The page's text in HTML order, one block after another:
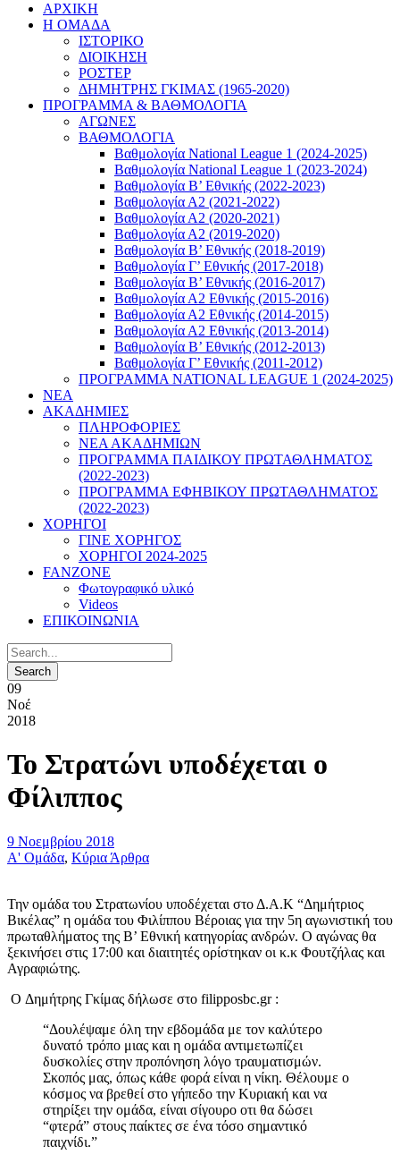
ΑΡΧΙΚΗ
Η ΟΜΑΔΑ
ΙΣΤΟΡΙΚΟ
ΔΙΟΙΚΗΣΗ
ΡΟΣΤΕΡ
ΔΗΜΗΤΡΗΣ ΓΚΙΜΑΣ (1965-2020)
ΠΡΟΓΡΑΜΜΑ & ΒΑΘΜΟΛΟΓΙΑ
ΑΓΩΝΕΣ
ΒΑΘΜΟΛΟΓΙΑ
Βαθμολογία National League 1 (2024-2025)
Βαθμολογία National League 1 (2023-2024)
Βαθμολογία Β’ Εθνικής (2022-2023)
Βαθμολογία Α2 (2021-2022)
Βαθμολογία Α2 (2020-2021)
Βαθμολογία Α2 (2019-2020)
Βαθμολογία B’ Εθνικής (2018-2019)
Βαθμολογία Γ’ Εθνικής (2017-2018)
Βαθμολογία Β’ Εθνικής (2016-2017)
Βαθμολογία Α2 Εθνικής (2015-2016)
Βαθμολογία Α2 Εθνικής (2014-2015)
Βαθμολογία Α2 Εθνικής (2013-2014)
Βαθμολογία Β’ Εθνικής (2012-2013)
Βαθμολογία Γ’ Εθνικής (2011-2012)
ΠΡΟΓΡΑΜΜΑ NATIONAL LEAGUE 1 (2024-2025)
ΝΕΑ
ΑΚΑΔΗΜΙΕΣ
ΠΛΗΡΟΦΟΡΙΕΣ
ΝΕΑ ΑΚΑΔΗΜΙΩΝ
ΠΡΟΓΡΑΜΜΑ ΠΑΙΔΙΚΟΥ ΠΡΩΤΑΘΛΗΜΑΤΟΣ
(2022-2023)
ΠΡΟΓΡΑΜΜΑ ΕΦΗΒΙΚΟΥ ΠΡΩΤΑΘΛΗΜΑΤΟΣ
(2022-2023)
ΧΟΡΗΓΟΙ
ΓΙΝΕ ΧΟΡΗΓΟΣ
ΧΟΡΗΓΟΙ 2024-2025
FANZONE
Φωτογραφικό υλικό
Videos
ΕΠΙΚΟΙΝΩΝΙΑ
09
Νοέ
2018
Το Στρατώνι υποδέχεται ο
Φίλιππος
9 Νοεμβρίου 2018
Α' Ομάδα, Κύρια Άρθρα
Την ομάδα του Στρατωνίου υποδέχεται στο Δ.Α.Κ “Δημήτριος
Βικέλας” η ομάδα του Φιλίππου Βέροιας για την 5η αγωνιστική του
πρωταθλήματος της Β’ Εθνική κατηγορίας ανδρών. Ο αγώνας θα
ξεκινήσει στις 17:00 και διαιτητές ορίστηκαν οι κ.κ Φουτζήλας και
Αγραφιώτης.
O Δημήτρης Γκίμας δήλωσε στο filipposbc.gr :
“Δουλέψαμε όλη την εβδομάδα με τον καλύτερο
δυνατό τρόπο μιας και η ομάδα αντιμετωπίζει
δυσκολίες στην προπόνηση λόγο τραυματισμών.
Σκοπός μας, όπως κάθε φορά είναι η νίκη. Θέλουμε ο
κόσμος να βρεθεί στο γήπεδο την Κυριακή και να
στηρίξει την ομάδα, είναι σίγουρο οτι θα δώσει
“φτερά” στους παίκτες σε ένα τόσο σημαντικό
παιχνίδι.”